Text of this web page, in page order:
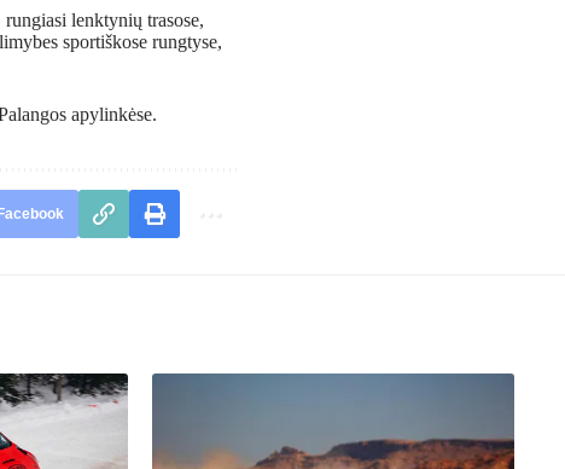
lenktynių trasose,
sportiškose rungtyse,
apylinkėse.
Facebook